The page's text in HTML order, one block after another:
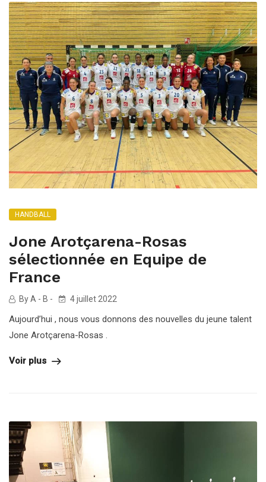
HANDBALL
Jone Arotçarena-Rosas
sélectionnée en Equipe de
France
By A - B - 4 juillet 2022
Aujourd’hui , nous vous donnons des nouvelles du jeune talent
Jone Arotçarena-Rosas .
Voir plus